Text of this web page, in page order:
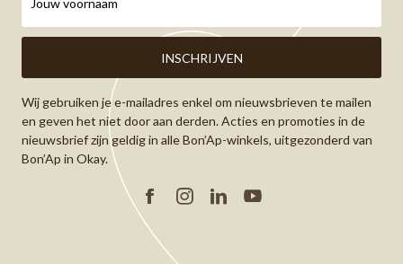
Wij gebruiken je e-mailadres enkel om nieuwsbrieven te mailen
en geven het niet door aan derden. Acties en promoties in de
nieuwsbrief zijn geldig in alle Bon’Ap-winkels, uitgezonderd van
Bon’Ap in Okay.
FacebookInstagram
Linkedin